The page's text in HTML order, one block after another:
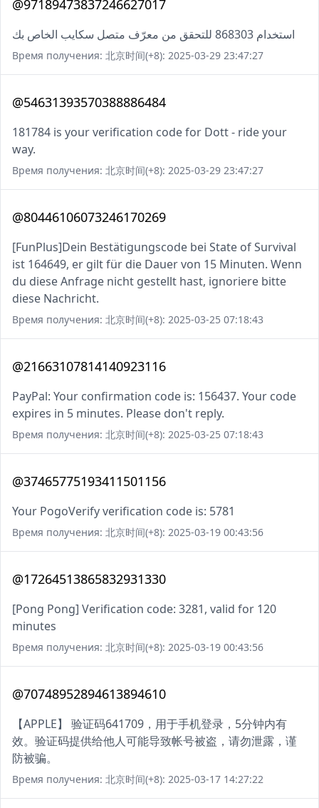
@97189473837246627017
استخدام 868303 للتحقق من معرّف متصل سكايب الخاص بك
Время получения: 北京时间(+8): 2025-03-29 23:47:27
@54631393570388886484
181784 is your verification code for Dott - ride your
way.
Время получения: 北京时间(+8): 2025-03-29 23:47:27
@80446106073246170269
[FunPlus]Dein Bestätigungscode bei State of Survival
ist 164649, er gilt für die Dauer von 15 Minuten. Wenn
du diese Anfrage nicht gestellt hast, ignoriere bitte
diese Nachricht.
Время получения: 北京时间(+8): 2025-03-25 07:18:43
@21663107814140923116
PayPal: Your confirmation code is: 156437. Your code
expires in 5 minutes. Please don't reply.
Время получения: 北京时间(+8): 2025-03-25 07:18:43
@37465775193411501156
Your PogoVerify verification code is: 5781
Время получения: 北京时间(+8): 2025-03-19 00:43:56
@17264513865832931330
[Pong Pong] Verification code: 3281, valid for 120
minutes
Время получения: 北京时间(+8): 2025-03-19 00:43:56
@70748952894613894610
【APPLE】 验证码641709，用于手机登录，5分钟内有
效。验证码提供给他人可能导致帐号被盗，请勿泄露，谨
防被骗。
Время получения: 北京时间(+8): 2025-03-17 14:27:22